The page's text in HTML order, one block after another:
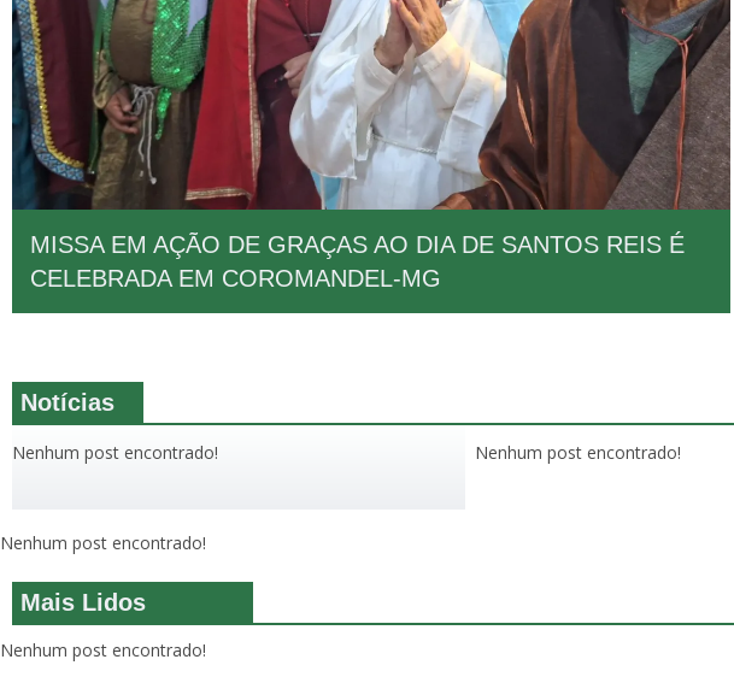
MISSA EM AÇÃO DE GRAÇAS AO DIA DE SANTOS REIS É
CELEBRADA EM COROMANDEL-MG
Notícias
Nenhum post encontrado! Nenhum post encontrado!
Nenhum post encontrado!
Mais Lidos
Nenhum post encontrado!